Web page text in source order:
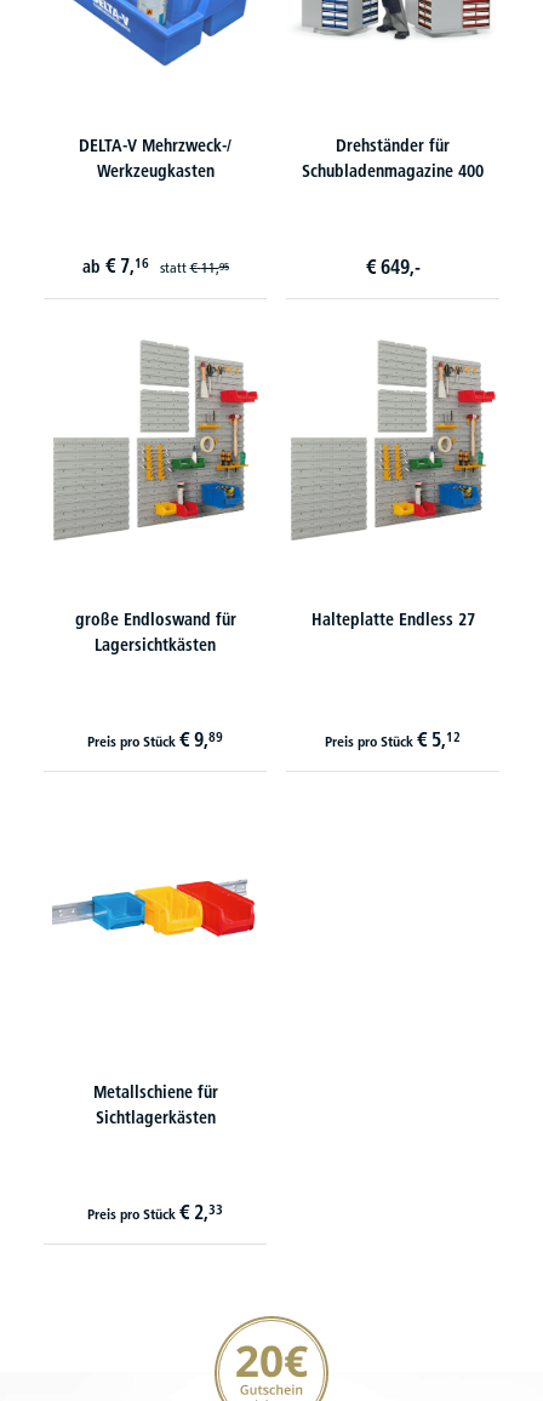
DELTA-V Mehrzweck-/
Werkzeugkasten
ab € 7,16 statt€ 11,95
Drehständer für
Schubladenmagazine 400
€ 649,-
große Endloswand für
Lagersichtkästen
Preis pro Stück € 9,89
Halteplatte Endless 27
Preis pro Stück € 5,12
Metallschiene für
Sichtlagerkästen
Preis pro Stück € 2,33
20€ Gutschein sichern